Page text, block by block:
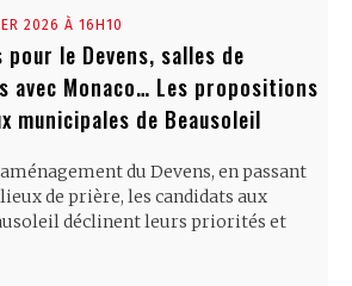
2026 À 16H10
le Devens, salles de
avec Monaco… Les propositions
municipales de Beausoleil
du Devens, en passant
de prière, les candidats aux
déclinent leurs priorités et